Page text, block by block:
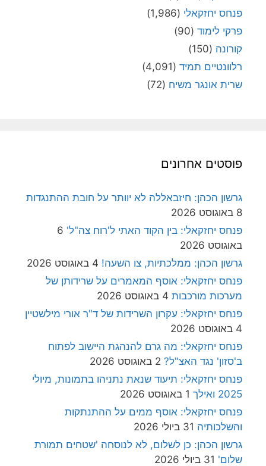
פנחס יחזקאלי (1,986)
פרקי לימוד (90)
קורונה (150)
רלוונטיים תמיד (4,091)
שרית אונגר משיח (72)
פוסטים אחרונים
גרשון הכהן: חיזבאללה לא יוותר על חובת ההתנגדות
8 באוגוסט 2026
פנחס יחזקאלי: בין הקוד האתי ל'רוח צה"ל' 6
באוגוסט 2026
גרשון הכהן: ממלכתיות, צו השעה! 4 באוגוסט 2026
פנחס יחזקאלי: אוסף המאמרים על שרידותן של
מערכות מורכבות 4 באוגוסט 2026
פנחס יחזקאלי: עקרון השרידות של ד"ר אורי מילשטיין
4 באוגוסט 2026
פנחס יחזקאלי: מה גרם להנהגת היישוב לפתוח
ב'סזון' נגד האצ"ל? 2 באוגוסט 2026
פנחס יחזקאלי: תיעוד שנאת נתניהו בתמונות, מיולי
2025 ואילך
1 באוגוסט 2026
פנחס יחזקאלי: אוסף ממים על ההתנתקות
והשלכותיה 31 ביולי 2026
גרשון הכהן: כן לשלום, לא לנוסחה 'שטחים תמורת
שלום' 31 ביולי 2026